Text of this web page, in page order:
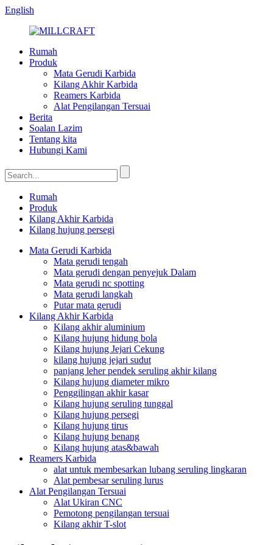
English
Rumah
Produk
Mata Gerudi Karbida
Kilang Akhir Karbida
Reamers Karbida
Alat Pengilangan Tersuai
Berita
Soalan Lazim
Tentang kita
Hubungi Kami
Rumah
Produk
Kilang Akhir Karbida
Kilang hujung persegi
Mata Gerudi Karbida
Mata gerudi tengah
Mata gerudi dengan penyejuk Dalam
Mata gerudi nc spotting
Mata gerudi langkah
Putar mata gerudi
Kilang Akhir Karbida
Kilang akhir aluminium
Kilang hujung hidung bola
Kilang hujung Jejari Cekung
kilang hujung jejari sudut
panjang leher pendek seruling akhir kilang
Kilang hujung diameter mikro
Penggilingan akhir kasar
Kilang hujung seruling tunggal
Kilang hujung persegi
Kilang hujung tirus
Kilang hujung benang
Kilang hujung atas&bawah
Reamers Karbida
alat untuk membesarkan lubang seruling lingkaran
Alat pembesar seruling lurus
Alat Pengilangan Tersuai
Alat Ukiran CNC
Pemotong pengilangan tersuai
Kilang akhir T-slot